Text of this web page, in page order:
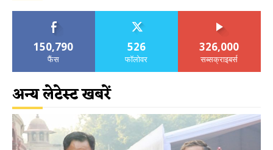
150,790
फैंस
526
फॉलोवर
326,000
सब्सक्राइबर्स
अन्य लेटेस्ट खबरें